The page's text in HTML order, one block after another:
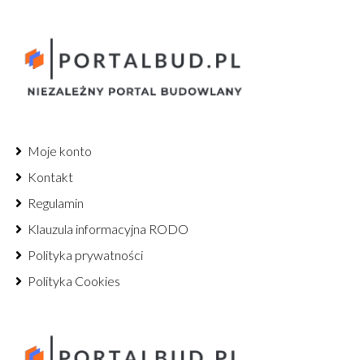
Moje konto
Kontakt
Regulamin
Klauzula informacyjna RODO
Polityka prywatności
Polityka Cookies